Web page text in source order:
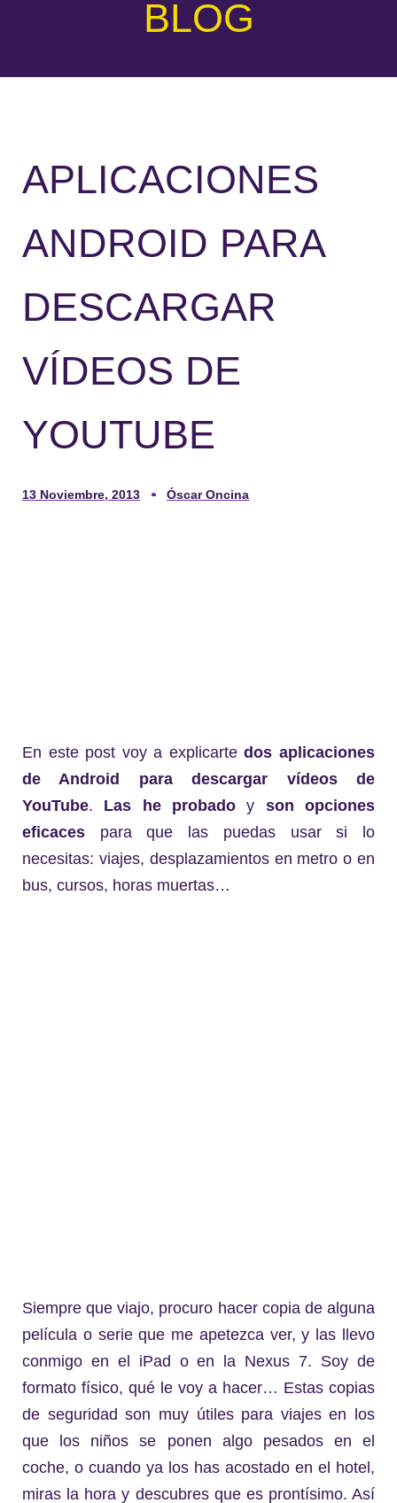
BLOG
APLICACIONES
ANDROID PARA
DESCARGAR
VÍDEOS DE
YOUTUBE
13 Noviembre, 2013 Óscar Oncina
En este post voy a explicartedos aplicaciones
de Android para descargar vídeos de
YouTube. Las he probado y son opciones
eficaces para que las puedas usar si lo
necesitas: viajes, desplazamientos en metro o en
bus, cursos, horas muertas…
Siempre que viajo, procuro hacer copia de alguna
película o serie que me apetezca ver, y las llevo
conmigo en el iPad o en la Nexus 7. Soy de
formato físico, qué le voy a hacer… Estas copias
de seguridad son muy útiles para viajes en los
que los niños se ponen algo pesados en el
coche, o cuando ya los has acostado en el hotel,
miras la hora y descubres que es prontísimo. Así